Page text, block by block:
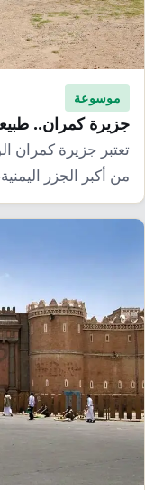
موسوعة
جزيرة كمران..
تعتبر جزيرة كمران
من أكبر الجزر